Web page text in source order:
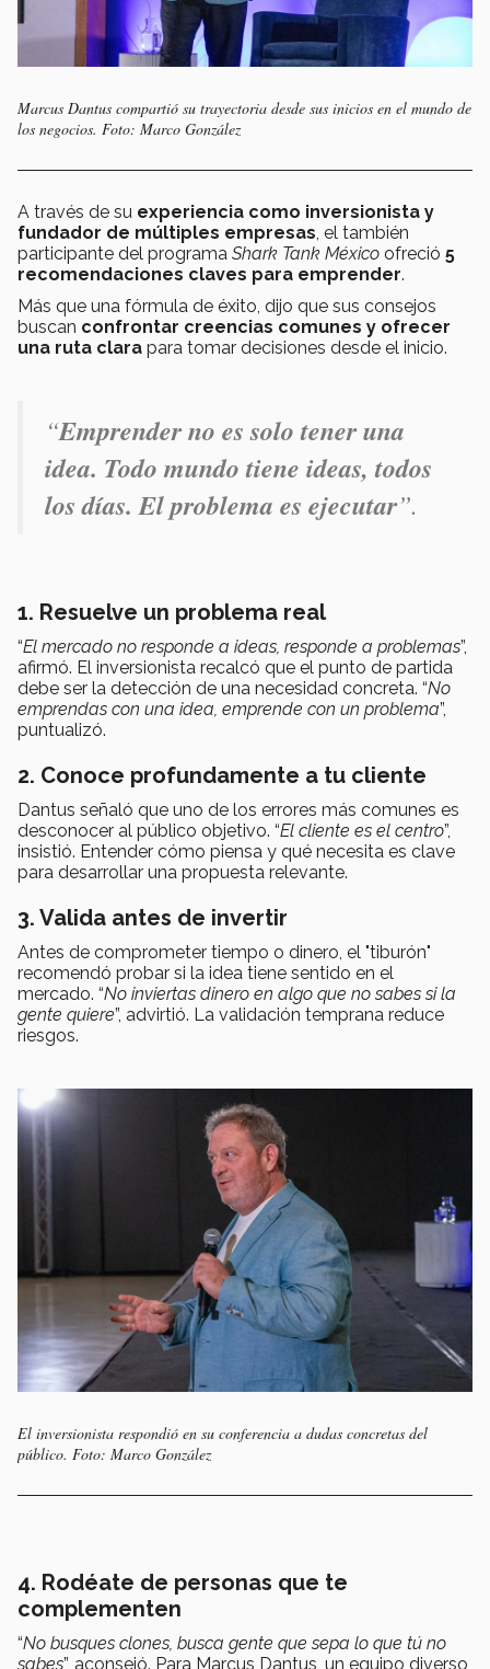
Marcus Dantus compartió su trayectoria desde sus inicios en el mundo de
los negocios. Foto: Marco González
A través de su experiencia como inversionista y
fundador de múltiples empresas, el también
participante del programa Shark Tank México ofreció 5
recomendaciones claves para emprender.
Más que una fórmula de éxito, dijo que sus consejos
buscan confrontar creencias comunes y ofrecer
una ruta clara para tomar decisiones desde el inicio.
“Emprender no es solo tener una
idea. Todo mundo tiene ideas, todos
los días. El problema es ejecutar”.
1. Resuelve un problema real
“El mercado no responde a ideas, responde a problemas”,
afirmó. El inversionista recalcó que el punto de partida
debe ser la detección de una necesidad concreta. “No
emprendas con una idea, emprende con un problema”,
puntualizó.
2. Conoce profundamente a tu cliente
Dantus señaló que uno de los errores más comunes es
desconocer al público objetivo. “El cliente es el centro”,
insistió. Entender cómo piensa y qué necesita es clave
para desarrollar una propuesta relevante.
3. Valida antes de invertir
Antes de comprometer tiempo o dinero, el "tiburón"
recomendó probar si la idea tiene sentido en el
mercado. “No inviertas dinero en algo que no sabes si la
gente quiere”, advirtió. La validación temprana reduce
riesgos.
El inversionista respondió en su conferencia a dudas concretas del
público. Foto: Marco González
4. Rodéate de personas que te
complementen
“No busques clones, busca gente que sepa lo que tú no
sabes”, aconsejó. Para Marcus Dantus, un equipo diverso